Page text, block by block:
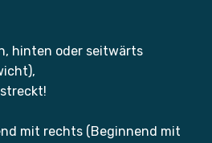
hinten oder seitwärts
mit rechts (Beginnend mit